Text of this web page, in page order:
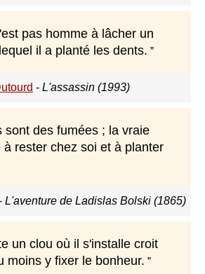
pas homme à lâcher un
il a planté les dents.
- L'assassin (1993)
sont des fumées ; la vraie
rester chez soi et à planter
L'aventure de Ladislas Bolski (1865)
un clou où il s'installe croit
moins y fixer le bonheur.